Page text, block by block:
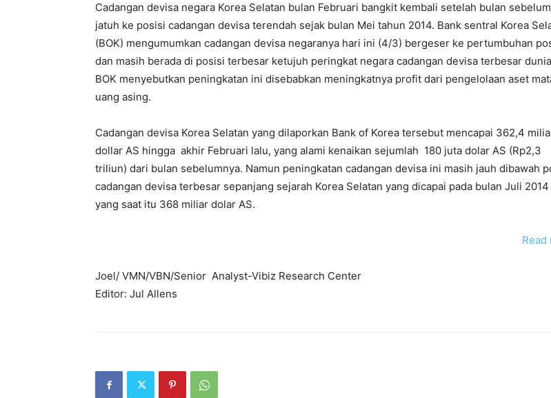
Cadangan devisa negara Korea Selatan bulan Februari bangkit kembali setelah bulan
jatuh ke posisi cadangan devisa terendah sejak bulan Mei tahun 2014. Bank sentral Korea
(BOK) mengumumkan cadangan devisa negaranya hari ini (4/3) bergeser ke pertumbuhan
dan masih berada di posisi terbesar ketujuh peringkat negara cadangan devisa terbesar
BOK menyebutkan peningkatan ini disebabkan meningkatnya profit dari pengelolaan aset
uang asing.
Cadangan devisa Korea Selatan yang dilaporkan Bank of Korea tersebut mencapai 362,4
dollar AS hingga akhir Februari lalu, yang alami kenaikan sejumlah 180 juta dolar AS (Rp2,3
triliun) dari bulan sebelumnya. Namun peningkatan cadangan devisa ini masih jauh dibawah
cadangan devisa terbesar sepanjang sejarah Korea Selatan yang dicapai pada bulan Juli 2014
yang saat itu 368 miliar dolar AS.
Read
Joel/ VMN/VBN/Senior Analyst-Vibiz Research Center
Editor: Jul Allens